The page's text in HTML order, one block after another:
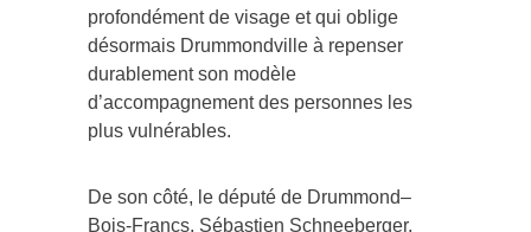
profondément de visage et qui oblige
désormais Drummondville à repenser
durablement son modèle
d’accompagnement des personnes les
plus vulnérables.
De son côté, le député de Drummond–
Bois-Francs, Sébastien Schneeberger,